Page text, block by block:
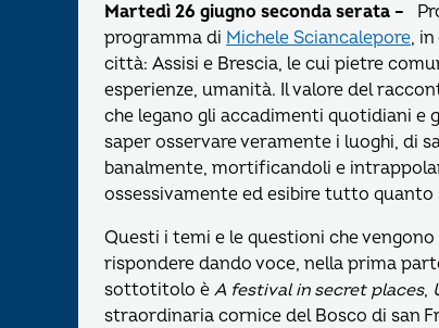
Martedì 26 giugno seconda serata –
programma di Michele Sciancalepore,
città: Assisi e Brescia, le cui pietre
esperienze, umanità. Il valore del
che legano gli accadimenti quotidiani e
saper osservare veramente i luoghi, di
banalmente, mortificandoli e
ossessivamente ed esibire tutto quanto
Questi i temi e le questioni che
rispondere dando voce, nella prima
sottotitolo è A festival in secret places,
straordinaria cornice del Bosco di san